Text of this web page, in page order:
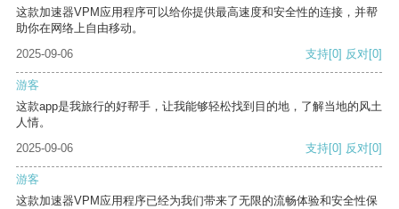
这款加速器VPM应用程序可以给你提供最高速度和安全性的连接，并帮
助你在网络上自由移动。
2025-09-06
支持[0] 反对[0]
游客
这款app是我旅行的好帮手，让我能够轻松找到目的地，了解当地的风土
人情。
2025-09-06
支持[0] 反对[0]
游客
这款加速器VPM应用程序已经为我们带来了无限的流畅体验和安全性保